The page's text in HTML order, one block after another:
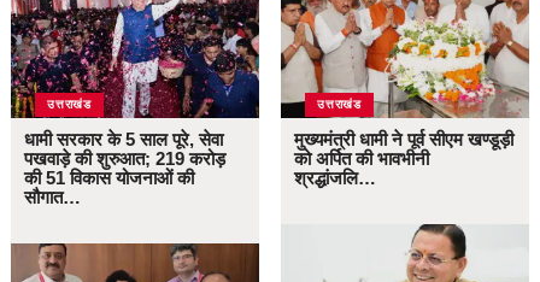
उत्तराखंड
धामी सरकार के 5 साल पूरे, सेवा
पखवाड़े की शुरुआत; 219 करोड़
की 51 विकास योजनाओं की
सौगात…
उत्तराखंड
मुख्यमंत्री धामी ने पूर्व सीएम खण्डूड़ी
को अर्पित की भावभीनी
श्रद्धांजलि…